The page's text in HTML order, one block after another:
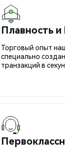
Плавность
Торговый опыт
специально
транзакций в